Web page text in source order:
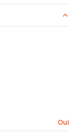
m²
Oui